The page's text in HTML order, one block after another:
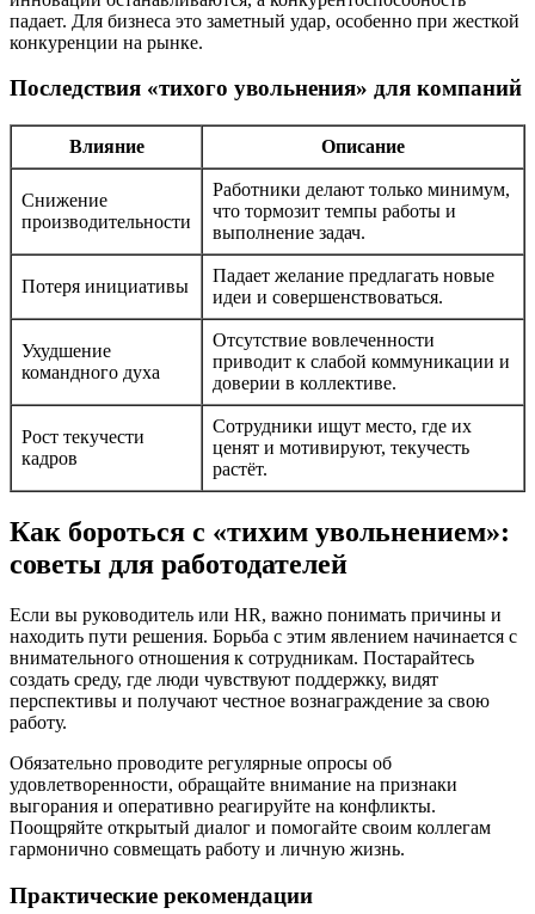
падает. Для бизнеса это заметный удар, особенно при жесткой
конкуренции на рынке.
Последствия «тихого увольнения» для компаний
Влияние Описание
Снижение
производительности
Работники делают только минимум,
что тормозит темпы работы и
выполнение задач.
Потеря инициативы
Падает желание предлагать новые
идеи и совершенствоваться.
Ухудшение
командного духа
Отсутствие вовлеченности
приводит к слабой коммуникации и
доверии в коллективе.
Рост текучести
кадров
Сотрудники ищут место, где их
ценят и мотивируют, текучесть
растёт.
Как бороться с «тихим увольнением»:
советы для работодателей
Если вы руководитель или HR, важно понимать причины и
находить пути решения. Борьба с этим явлением начинается с
внимательного отношения к сотрудникам. Постарайтесь
создать среду, где люди чувствуют поддержку, видят
перспективы и получают честное вознаграждение за свою
работу.
Обязательно проводите регулярные опросы об
удовлетворенности, обращайте внимание на признаки
выгорания и оперативно реагируйте на конфликты.
Поощряйте открытый диалог и помогайте своим коллегам
гармонично совмещать работу и личную жизнь.
Практические рекомендации